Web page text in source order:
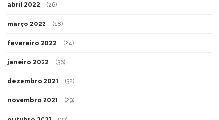
abril 2022 (26)
março 2022 (18)
fevereiro 2022 (24)
janeiro 2022 (36)
dezembro 2021 (32)
novembro 2021 (29)